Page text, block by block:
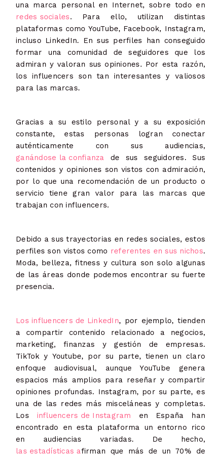
una marca personal en Internet, sobre todo en
redes sociales. Para ello, utilizan distintas
plataformas como YouTube, Facebook, Instagram,
incluso LinkedIn. En sus perfiles han conseguido
formar una comunidad de seguidores que los
admiran y valoran sus opiniones. Por esta razón,
los influencers son tan interesantes y valiosos
para las marcas.
Gracias a su estilo personal y a su exposición
constante, estas personas logran conectar
auténticamente con sus audiencias,
ganándose la confianza de sus seguidores. Sus
contenidos y opiniones son vistos con admiración,
por lo que una recomendación de un producto o
servicio tiene gran valor para las marcas que
trabajan con influencers.
Debido a sus trayectorias en redes sociales, estos
perfiles son vistos como referentes en sus nichos.
Moda, belleza, fitness y cultura son solo algunas
de las áreas donde podemos encontrar su fuerte
presencia.
Los influencers de LinkedIn, por ejemplo, tienden
a compartir contenido relacionado a negocios,
marketing, finanzas y gestión de empresas.
TikTok y Youtube, por su parte, tienen un claro
enfoque audiovisual, aunque YouTube genera
espacios más amplios para reseñar y compartir
opiniones profundas. Instagram, por su parte, es
una de las redes más misceláneas y completas.
Los influencers de Instagram en España han
encontrado en esta plataforma un entorno rico
en audiencias variadas. De hecho,
las estadísticas afirman que más de un 70% de